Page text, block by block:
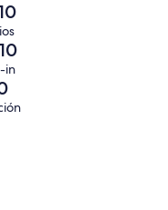
in